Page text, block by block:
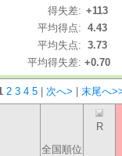
得失差: +113
平均得点: 4.43
平均失点: 3.73
平均得失差: +0.70
2 3 4 5 次へ> 末尾へ
全国順位
R